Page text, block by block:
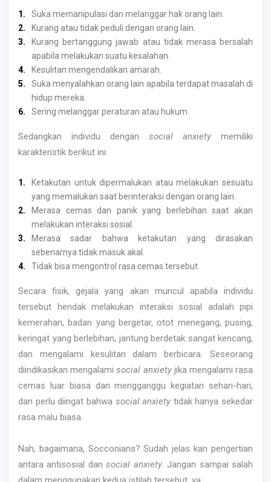
Suka memanipulasi dan melanggar hak orang lain.
Kurang atau tidak peduli dengan orang lain.
Kurang bertanggung jawab atau tidak merasa bersalah
apabila melakukan suatu kesalahan.
Kesulitan mengendalikan amarah.
Suka menyalahkan orang lain apabila terdapat masalah di
hidup mereka.
Sering melanggar peraturan atau hukum.
Sedangkan individu dengan social anxiety memiliki
karakteristik berikut ini:
Ketakutan untuk dipermalukan atau melakukan sesuatu
yang memalukan saat berinteraksi dengan orang lain.
Merasa cemas dan panik yang berlebihan saat akan
melakukan interaksi sosial.
Merasa sadar bahwa ketakutan yang dirasakan
sebenarnya tidak masuk akal.
Tidak bisa mengontrol rasa cemas tersebut.
Secara fisik, gejala yang akan muncul apabila individu
tersebut hendak melakukan interaksi sosial adalah pipi
kemerahan, badan yang bergetar, otot menegang, pusing,
keringat yang berlebihan, jantung berdetak sangat kencang,
dan mengalami kesulitan dalam berbicara. Seseorang
diindikasikan mengalamisocial anxietyjika mengalami rasa
cemas luar biasa dan mengganggu kegiatan sehari-hari,
dan perlu diingat bahwa social anxiety tidak hanya sekedar
rasa malu biasa.
Nah, bagaimana, Socconians? Sudah jelas kan pengertian
antara antisosial dansocial anxiety. Jangan sampai salah